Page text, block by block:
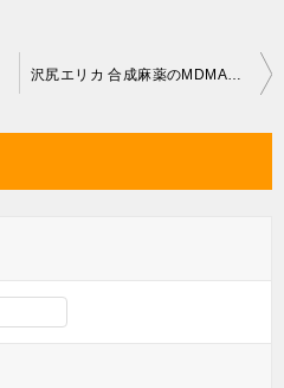
沢尻エリカ 合成麻薬のMDMAの所持で逮捕